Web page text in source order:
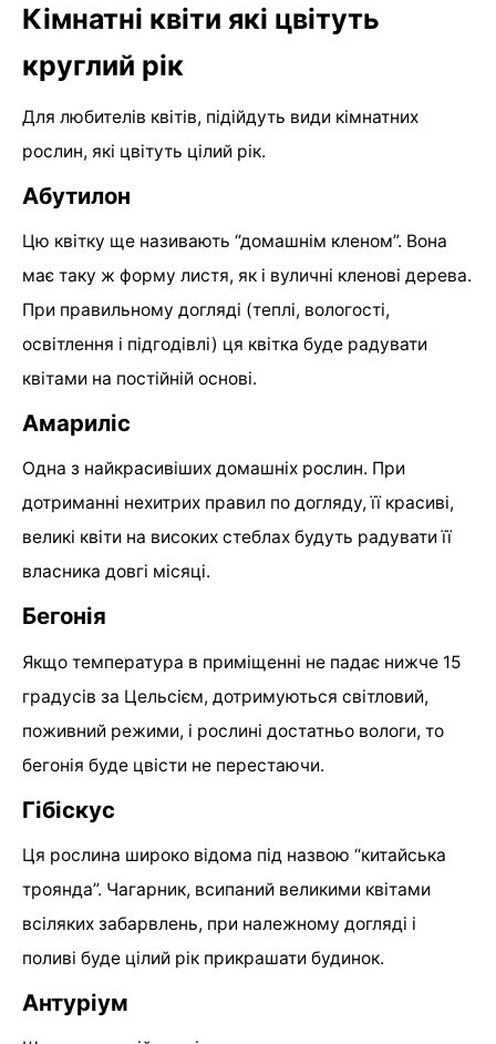
Кімнатні квіти які цвітуть
круглий рік
Для любителів квітів, підійдуть види кімнатних
рослин, які цвітуть цілий рік.
Абутилон
Цю квітку ще називають “домашнім кленом”. Вона
має таку ж форму листя, як і вуличні кленові дерева.
При правильному догляді (теплі, вологості,
освітлення і підгодівлі) ця квітка буде радувати
квітами на постійній основі.
Амариліс
Одна з найкрасивіших домашніх рослин. При
дотриманні нехитрих правил по догляду, її красиві,
великі квіти на високих стеблах будуть радувати її
власника довгі місяці.
Бегонія
Якщо температура в приміщенні не падає нижче 15
градусів за Цельсієм, дотримуються світловий,
поживний режими, і рослині достатньо вологи, то
бегонія буде цвісти не перестаючи.
Гібіскус
Ця рослина широко відома під назвою “китайська
троянда”. Чагарник, всипаний великими квітами
всіляких забарвлень, при належному догляді і
поливі буде цілий рік прикрашати будинок.
Антуріум